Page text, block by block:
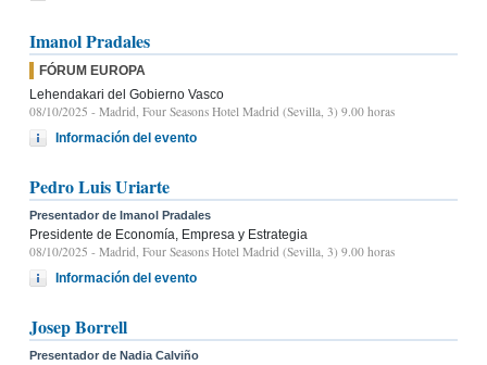
Imanol Pradales
FÓRUM EUROPA
Lehendakari del Gobierno Vasco
08/10/2025 - Madrid, Four Seasons Hotel Madrid (Sevilla, 3) 9.00 horas
Información del evento
Pedro Luis Uriarte
Presentador de Imanol Pradales
Presidente de Economía, Empresa y Estrategia
08/10/2025 - Madrid, Four Seasons Hotel Madrid (Sevilla, 3) 9.00 horas
Información del evento
Josep Borrell
Presentador de Nadia Calviño